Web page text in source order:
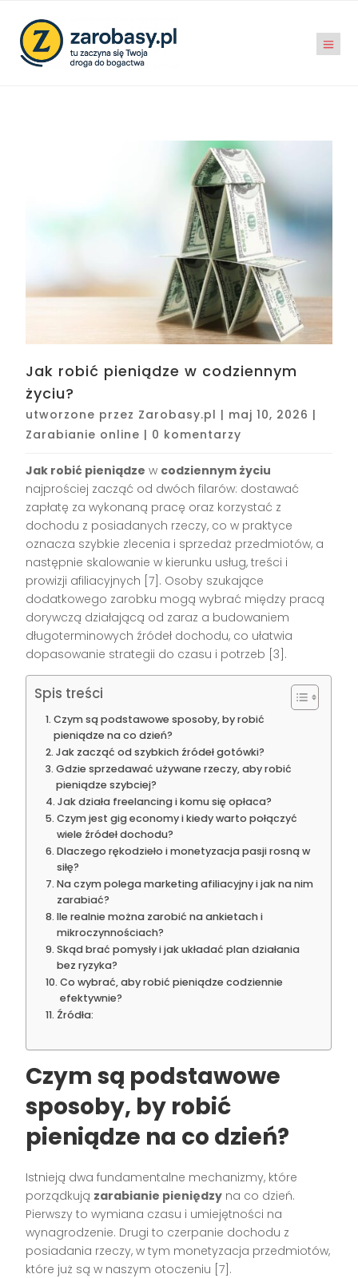
Jak robić pieniądze w codziennym
życiu?
utworzone przez Zarobasy.pl | maj 10, 2026 |
Zarabianie online | 0 komentarzy
Jak robić pieniądze w codziennym życiu
najprościej zacząć od dwóch filarów: dostawać
zapłatę za wykonaną pracę oraz korzystać z
dochodu z posiadanych rzeczy, co w praktyce
oznacza szybkie zlecenia i sprzedaż przedmiotów, a
następnie skalowanie w kierunku usług, treści i
prowizji afiliacyjnych [7]. Osoby szukające
dodatkowego zarobku mogą wybrać między pracą
dorywczą działającą od zaraz a budowaniem
długoterminowych źródeł dochodu, co ułatwia
dopasowanie strategii do czasu i potrzeb [3].
Spis treści
Czym są podstawowe sposoby, by robić
pieniądze na co dzień?
Jak zacząć od szybkich źródeł gotówki?
Gdzie sprzedawać używane rzeczy, aby robić
pieniądze szybciej?
Jak działa freelancing i komu się opłaca?
Czym jest gig economy i kiedy warto połączyć
wiele źródeł dochodu?
Dlaczego rękodzieło i monetyzacja pasji rosną w
siłę?
Na czym polega marketing afiliacyjny i jak na nim
zarabiać?
Ile realnie można zarobić na ankietach i
mikroczynnościach?
Skąd brać pomysły i jak układać plan działania
bez ryzyka?
Co wybrać, aby robić pieniądze codziennie
efektywnie?
Źródła:
Czym są podstawowe
sposoby, by robić
pieniądze na co dzień?
Istnieją dwa fundamentalne mechanizmy, które
porządkują zarabianie pieniędzy na co dzień.
Pierwszy to wymiana czasu i umiejętności na
wynagrodzenie. Drugi to czerpanie dochodu z
posiadania rzeczy, w tym monetyzacja przedmiotów,
które już są w naszym otoczeniu [7].